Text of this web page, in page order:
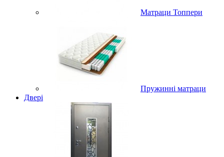
Матраци Топпери
Пружинні матраци
Двері